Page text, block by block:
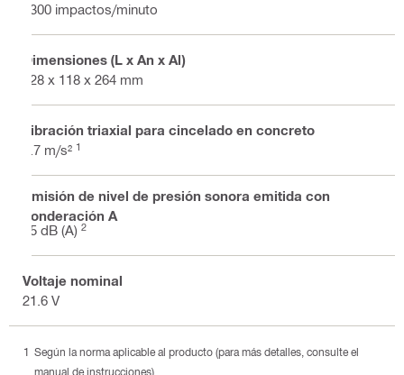
3300 impactos/minuto
Dimensiones (L x An x Al)
528 x 118 x 264 mm
Vibración triaxial para cincelado en concreto
8.7 m/s² 1
Emisión de nivel de presión sonora emitida con
ponderación A
95 dB (A) 2
Voltaje nominal
21.6 V
Según la norma aplicable al producto (para más detalles, consulte el
manual de instrucciones)